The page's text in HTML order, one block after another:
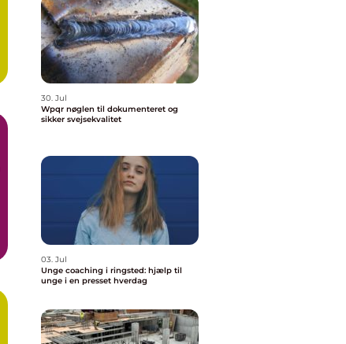
30. Jul
Wpqr nøglen til dokumenteret og
sikker svejsekvalitet
03. Jul
Unge coaching i ringsted: hjælp til
unge i en presset hverdag